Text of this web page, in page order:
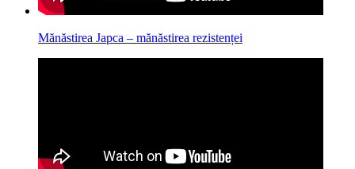
Mănăstirea Japca – mănăstirea rezistenței